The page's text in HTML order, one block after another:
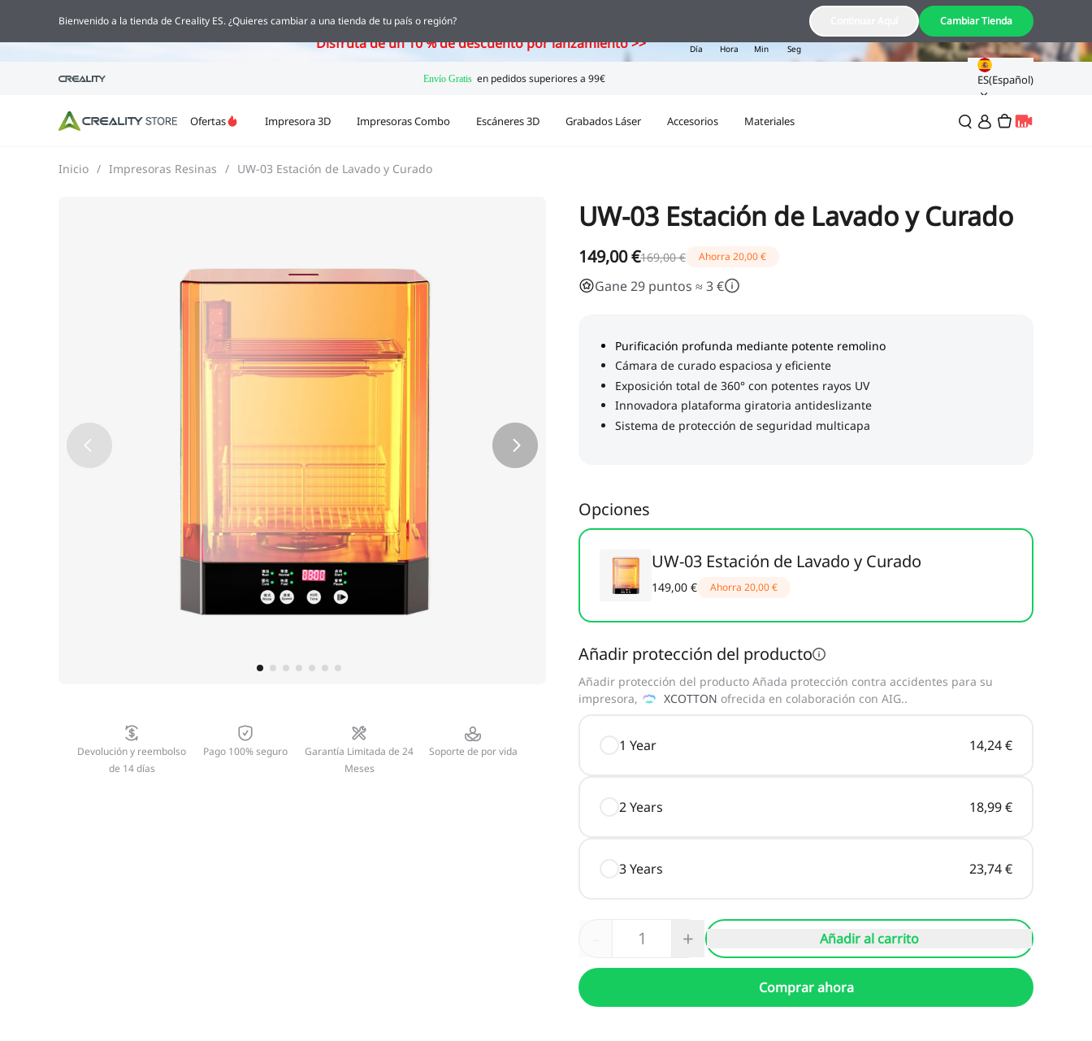
Creality Pika, el nuevo escáner 3D con IA ya está aquí
Disfruta de un 10 % de descuento por lanzamiento >> Día Hora Min Seg
ES(Español)
Ofertas Impresora 3D Impresoras Combo Escáneres 3D Grabados Láser Accesorios Materiales
Inicio / Impresoras Resinas / UW-03 Estación de Lavado y Curado
Devolución y reembolso
de 14 días
Pago 100% seguro
Garantía Limitada de 24
Meses
Soporte de por vida
UW-03 Estación de Lavado y Curado
149,00 €169,00 € Ahorra 20,00 €
Gane 29 puntos ≈ 3 €
Opciones
UW-03 Estación de Lavado y Curado
149,00 € Ahorra 20,00 €
Añadir protección del producto
Añadir protección del producto Añada protección contra accidentes para su
impresora,
XCOTTON ofrecida en colaboración con AIG..
1 Year 14,24 €
2 Years 18,99 €
3 Years 23,74 €
+ Añadir al carrito
Comprar ahora
Bienvenido a la tienda de Creality ES. ¿Quieres cambiar a una tienda de tu país o región? Cambiar Tienda